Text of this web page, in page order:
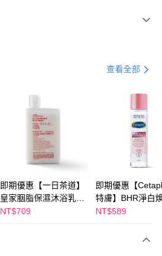
查看全部
即期優惠【一日茶道】
皇家胭脂保濕沐浴乳
600ml 效期2027/2/19
NT$709
即期優惠【
特膚】BHR淨白
妝水 150mL 效期
NT$589